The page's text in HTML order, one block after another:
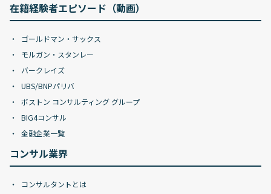
在籍経験者エピソード（動画）
ゴールドマン・サックス
モルガン・スタンレー
バークレイズ
UBS/BNPパリバ
ボストン コンサルティング グループ
BIG4コンサル
金融企業一覧
コンサル業界
コンサルタントとは